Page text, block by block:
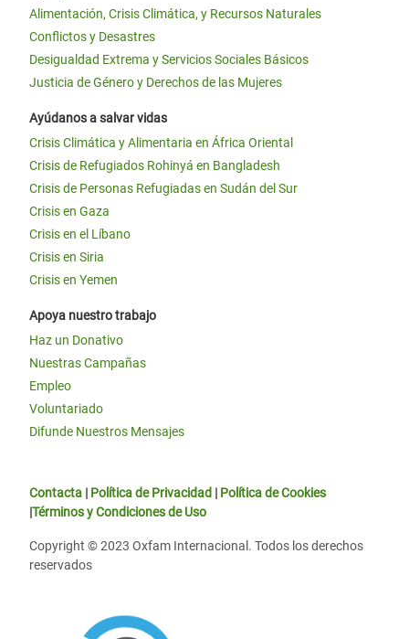
Alimentación, Crisis Climática, y Recursos Naturales
Conflictos y Desastres
Desigualdad Extrema y Servicios Sociales Básicos
Justicia de Género y Derechos de las Mujeres
Ayúdanos a salvar vidas
Crisis Climática y Alimentaria en África Oriental
Crisis de Refugiados Rohinyá en Bangladesh
Crisis de Personas Refugiadas en Sudán del Sur
Crisis en Gaza
Crisis en el Líbano
Crisis en Siria
Crisis en Yemen
Apoya nuestro trabajo
Haz un Donativo
Nuestras Campañas
Empleo
Voluntariado
Difunde Nuestros Mensajes
Contacta | Política de Privacidad | Política de Cookies
|Términos y Condiciones de Uso
Copyright © 2023 Oxfam Internacional. Todos los derechos
reservados